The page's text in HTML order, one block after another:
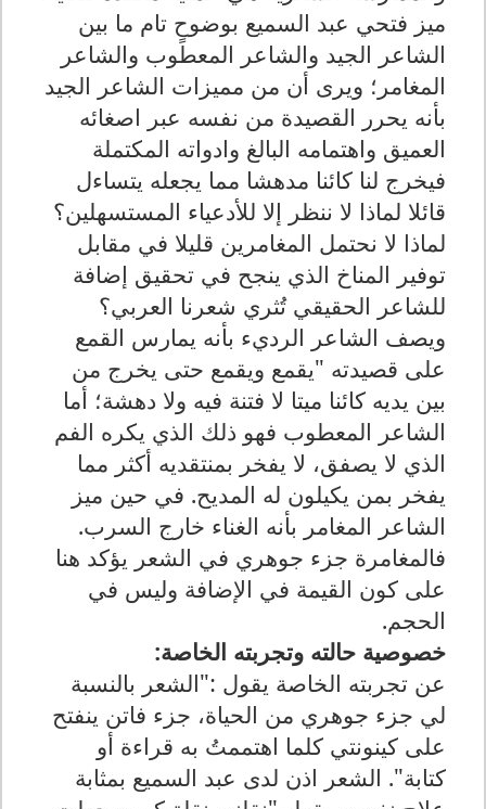
ميز فتحي عبد السميع بوضوحٍ تام ما بين
الشاعر الجيد والشاعر المعطوب والشاعر
المغامر؛ ويرى أن من مميزات الشاعر الجيد
بأنه يحرر القصيدة من نفسه عبر اصغائه
العميق واهتمامه البالغ وادواته المكتملة
فيخرج لنا كائنا مدهشا مما يجعله يتساءل
قائلا لماذا لا ننظر إلا للأدعياء المستسهلين؟
لماذا لا نحتمل المغامرين قليلا في مقابل
توفير المناخ الذي ينجح في تحقيق إضافة
للشاعر الحقيقي تُثري شعرنا العربي؟
ويصف الشاعر الرديء بأنه يمارس القمع
على قصيدته "يقمع ويقمع حتى يخرج من
بين يديه كائنا ميتا لا فتنة فيه ولا دهشة؛ أما
الشاعر المعطوب فهو ذلك الذي يكره الفم
الذي لا يصفق، لا يفخر بمنتقديه أكثر مما
يفخر بمن يكيلون له المديح. في حين ميز
الشاعر المغامر بأنه الغناء خارج السرب.
فالمغامرة جزء جوهري في الشعر يؤكد هنا
على كون القيمة في الإضافة وليس في
الحجم.
خصوصية حالته وتجربته الخاصة:
عن تجربته الخاصة يقول :"الشعر بالنسبة
لي جزء جوهري من الحياة، جزء فاتن ينفتح
على كينونتي كلما اهتممتُ به قراءة أو
كتابة". الشعر اذن لدى عبد السميع بمثابة